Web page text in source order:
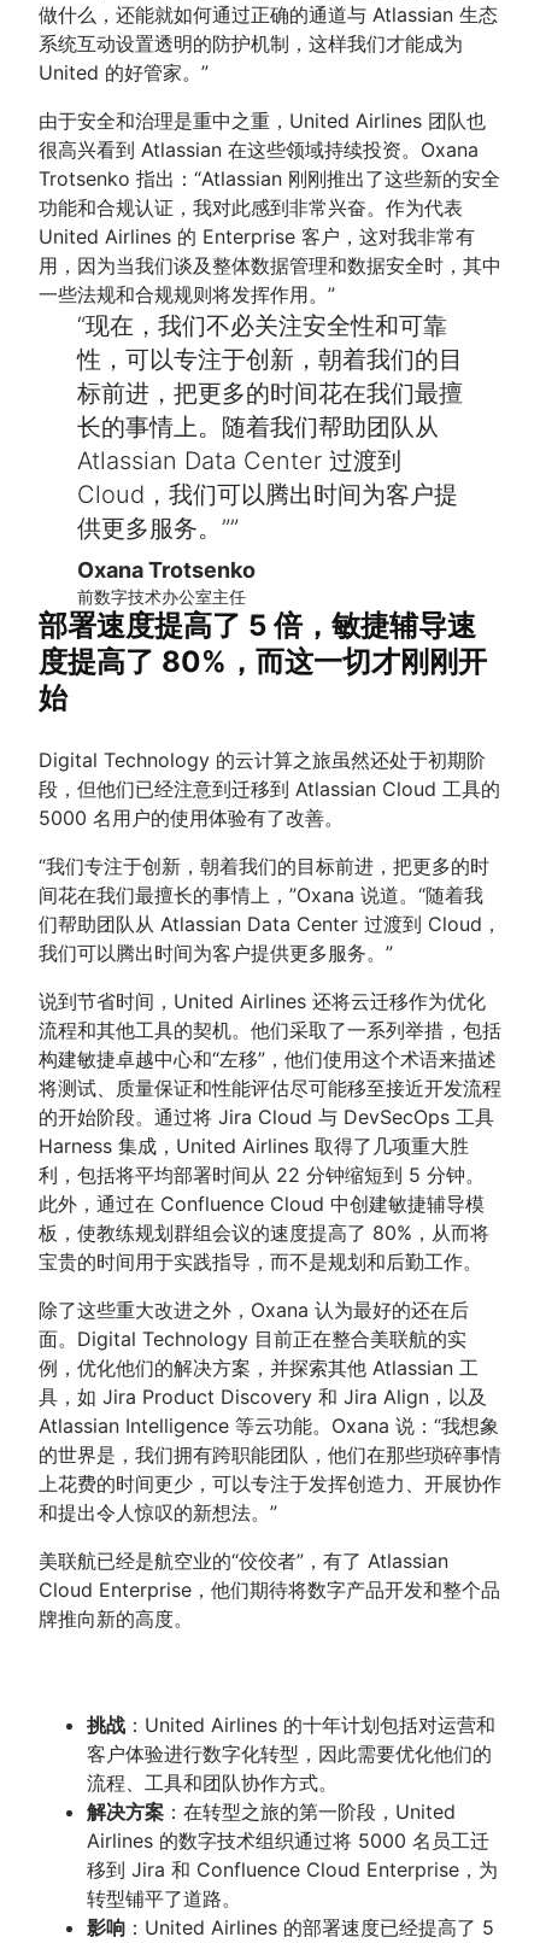
做什么，还能就如何通过正确的通道与 Atlassian 生态
系统互动设置透明的防护机制，这样我们才能成为
United 的好管家。”
由于安全和治理是重中之重，United Airlines 团队也
很高兴看到 Atlassian 在这些领域持续投资。Oxana
Trotsenko 指出：“Atlassian 刚刚推出了这些新的安全
功能和合规认证，我对此感到非常兴奋。作为代表
United Airlines 的 Enterprise 客户，这对我非常有
用，因为当我们谈及整体数据管理和数据安全时，其中
一些法规和合规规则将发挥作用。”
现在，我们不必关注安全性和可靠
性，可以专注于创新，朝着我们的目
标前进，把更多的时间花在我们最擅
长的事情上。随着我们帮助团队从
Atlassian Data Center 过渡到
Cloud，我们可以腾出时间为客户提
供更多服务。”
Oxana Trotsenko
前数字技术办公室主任
部署速度提高了 5 倍，敏捷辅导速
度提高了 80%，而这一切才刚刚开
始
Digital Technology 的云计算之旅虽然还处于初期阶
段，但他们已经注意到迁移到 Atlassian Cloud 工具的
5000 名用户的使用体验有了改善。
“我们专注于创新，朝着我们的目标前进，把更多的时
间花在我们最擅长的事情上，”Oxana 说道。“随着我
们帮助团队从 Atlassian Data Center 过渡到 Cloud，
我们可以腾出时间为客户提供更多服务。”
说到节省时间，United Airlines 还将云迁移作为优化
流程和其他工具的契机。他们采取了一系列举措，包括
构建敏捷卓越中心和“左移”，他们使用这个术语来描述
将测试、质量保证和性能评估尽可能移至接近开发流程
的开始阶段。通过将 Jira Cloud 与 DevSecOps 工具
Harness 集成，United Airlines 取得了几项重大胜
利，包括将平均部署时间从 22 分钟缩短到 5 分钟。
此外，通过在 Confluence Cloud 中创建敏捷辅导模
板，使教练规划群组会议的速度提高了 80%，从而将
宝贵的时间用于实践指导，而不是规划和后勤工作。
除了这些重大改进之外，Oxana 认为最好的还在后
面。Digital Technology 目前正在整合美联航的实
例，优化他们的解决方案，并探索其他 Atlassian 工
具，如 Jira Product Discovery 和 Jira Align，以及
Atlassian Intelligence 等云功能。Oxana 说：“我想象
的世界是，我们拥有跨职能团队，他们在那些琐碎事情
上花费的时间更少，可以专注于发挥创造力、开展协作
和提出令人惊叹的新想法。”
美联航已经是航空业的“佼佼者”，有了 Atlassian
Cloud Enterprise，他们期待将数字产品开发和整个品
牌推向新的高度。
挑战 ：United Airlines 的十年计划包括对运营和
客户体验进行数字化转型，因此需要优化他们的
流程、工具和团队协作方式。
解决方案 ：在转型之旅的第一阶段，United
Airlines 的数字技术组织通过将 5000 名员工迁
移到 Jira 和 Confluence Cloud Enterprise，为
转型铺平了道路。
影响 ：United Airlines 的部署速度已经提高了 5